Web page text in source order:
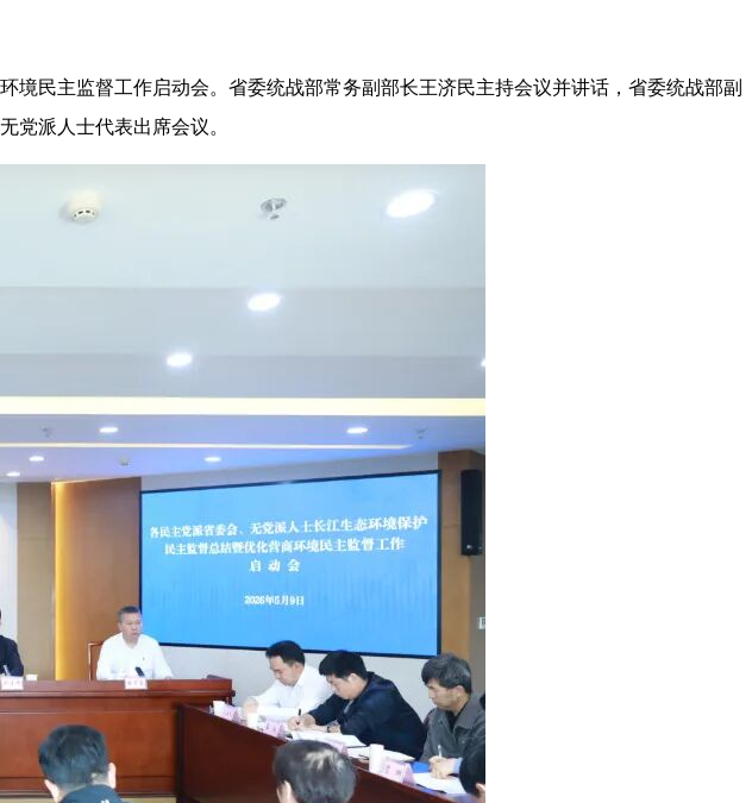
民主监督工作启动会。省委统战部常务副部长王济民主持会议并讲话，省委统战部副
党派人士代表出席会议。